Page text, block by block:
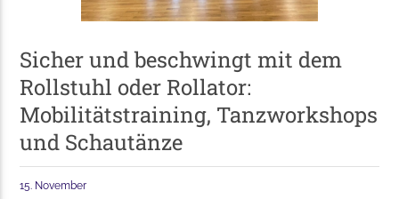
Sicher und beschwingt mit dem
Rollstuhl oder Rollator:
Mobilitätstraining, Tanzworkshops
und Schautänze
15. November